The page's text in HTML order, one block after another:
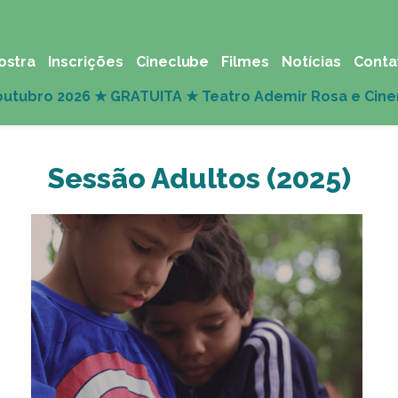
Inscrições Cineclube Filmes Notícias
Sessão Adultos (2025)